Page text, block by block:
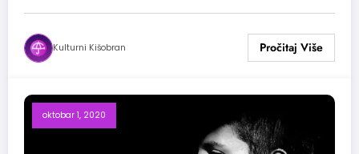
Kulturni Kišobran
oktobar 1, 2020